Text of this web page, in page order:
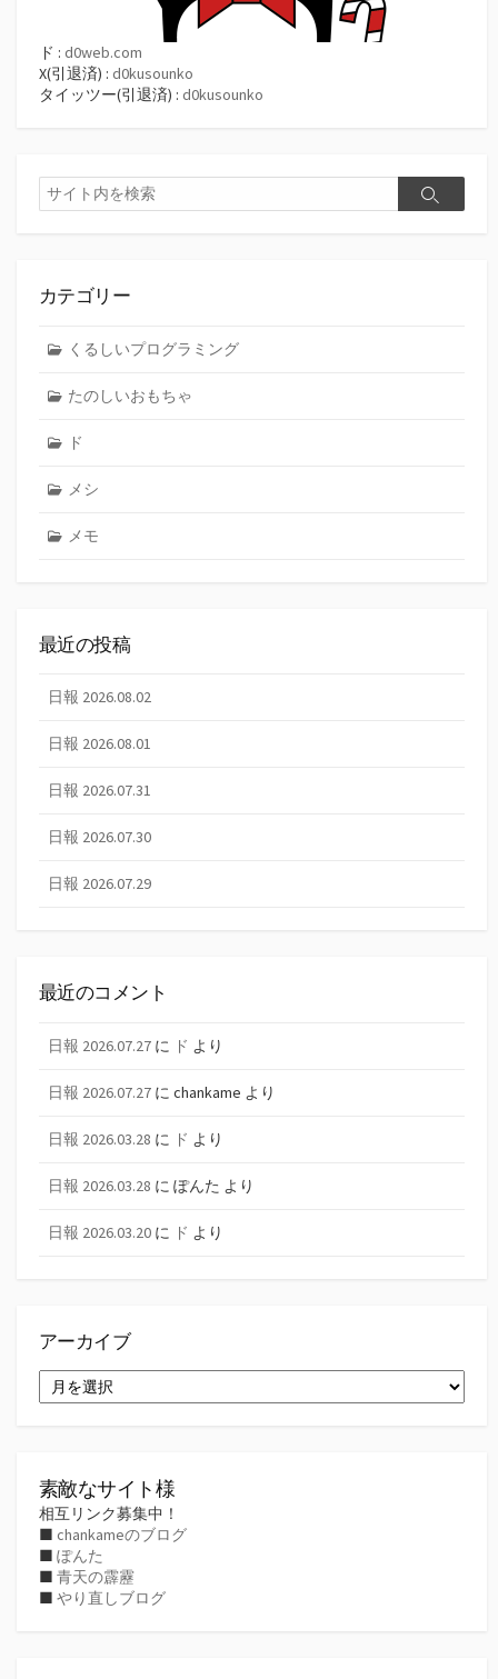
ド : d0web.com
X(引退済) : d0kusounko
タイッツー(引退済) : d0kusounko
検
索
検
カテゴリー
くるしいプログラミング
たのしいおもちゃ
ド
メシ
メモ
最近の投稿
日報 2026.08.02
日報 2026.08.01
日報 2026.07.31
日報 2026.07.30
日報 2026.07.29
最近のコメント
日報 2026.07.27 に ド より
日報 2026.07.27 に chankame より
日報 2026.03.28 に ド より
日報 2026.03.28 に ぽんた より
日報 2026.03.20 に ド より
アーカイブ
ー
素敵なサイト様
相互リンク募集中！
■ chankameのブログ
■ ぽんた
■ 青天の霹靂
■ やり直しブログ